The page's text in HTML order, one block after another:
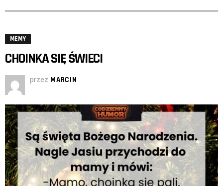
MEMY
CHOINKA SIĘ ŚWIECI
przez MARCIN